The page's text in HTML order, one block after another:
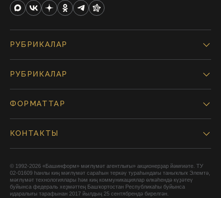
РУБРИКАЛАР
РУБРИКАЛАР
ФОРМАТТАР
КОНТАКТЫ
© 1992-2026 «Башинформ» мәғлүмәт агентлығы» акционерҙар йәмғиәте. ТУ
02-01609 һанлы киң мәғлүмәт сараһын теркәү тураһындағы таныҡлыҡ Элемтә,
мәғлүмәт технологиялары һәм киң коммуникациялар өлкәһендә күҙәтеү
буйынса федераль хеҙмәттең Башҡортостан Республикаһы буйынса
идаралығы тарафынан 2017 йылдың 25 сентябрендә бирелгән.